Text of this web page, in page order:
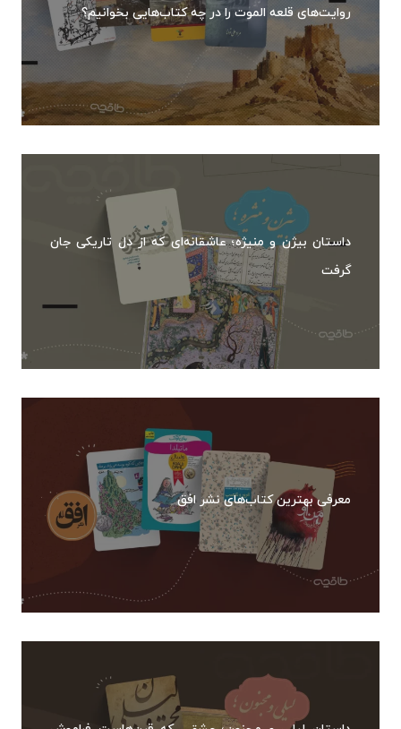
روایت‌های قلعه الموت را در چه کتاب‌هایی بخوانیم؟
داستان بیژن و منیژه؛ عاشقانه‌ای که از دل تاریکی جان
گرفت
معرفی بهترین کتاب‌های نشر افق